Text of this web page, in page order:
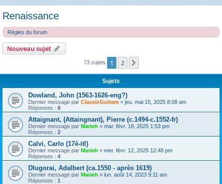
Renaissance
Règles du forum
Nouveau sujet
73 sujets 1 2
Sujets
Dowland, John (1563-1626-eng?)
Dernier message par ClassicGuitare « jeu. mai 15, 2025 8:08 am
Réponses : 8
Attaignant, (Attaingnant), Pierre (c.1494-c.1552-fr)
Dernier message par Marieh « mar. févr. 18, 2025 1:53 pm
Réponses : 2
Calvi, Carlo (17è-itl)
Dernier message par Marieh « mer. févr. 12, 2025 12:48 pm
Réponses : 4
Dlugorai, Adalbert (ca.1550 - après 1619)
Dernier message par Marieh « lun. août 14, 2023 9:11 am
Réponses : 1